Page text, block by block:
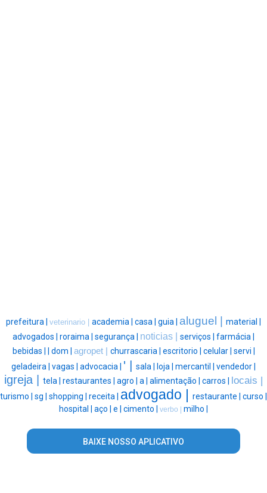
prefeitura | veterinario | academia | casa | guia | aluguel | material |
advogados | roraima | segurança | noticias | serviços | farmácia |
bebidas | | dom | agropet | churrascaria | escritorio | celular | servi |
geladeira | vagas | advocacia | ' | sala | loja | mercantil | vendedor |
igreja | tela | restaurantes | agro | a | alimentação | carros | locais |
turismo | sg | shopping | receita | advogado | restaurante | curso |
hospital | aço | e | cimento | verbo | milho |
BAIXE NOSSO APLICATIVO